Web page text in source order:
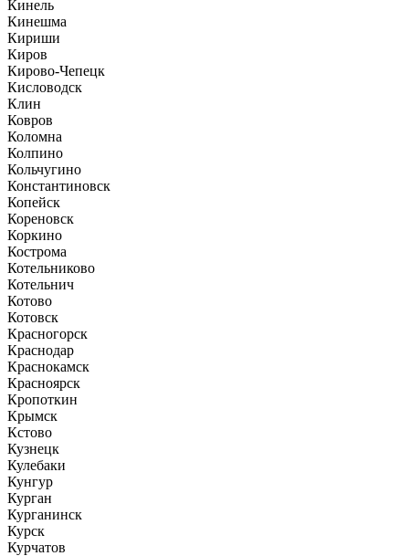
Кинель
Кинешма
Кириши
Киров
Кирово-Чепецк
Кисловодск
Клин
Ковров
Коломна
Колпино
Кольчугино
Константиновск
Копейск
Кореновск
Коркино
Кострома
Котельниково
Котельнич
Котово
Котовск
Красногорск
Краснодар
Краснокамск
Красноярск
Кропоткин
Крымск
Кстово
Кузнецк
Кулебаки
Кунгур
Курган
Курганинск
Курск
Курчатов